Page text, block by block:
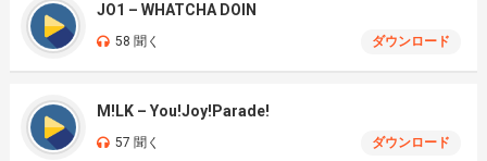
JO1 – WHATCHA DOIN
58 聞く ダウンロード
M!LK – You!Joy!Parade!
57 聞く ダウンロード